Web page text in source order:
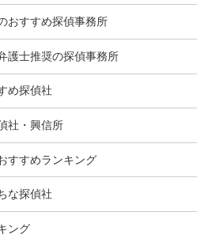
おすすめ探偵事務所
護士推奨の探偵事務所
め探偵社
社・興信所
すすめランキング
な探偵社
ング